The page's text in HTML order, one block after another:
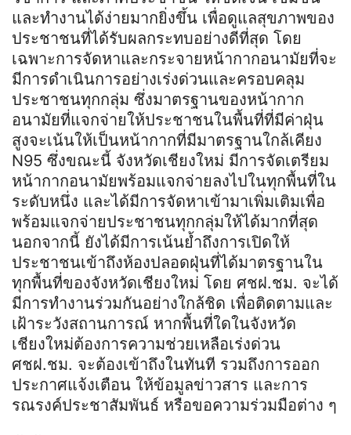
และทำงานได้ง่ายมากยิ่งขึ้น เพื่อดูแลสุขภาพของ
ประชาชนที่ได้รับผลกระทบอย่างดีที่สุด โดย
เฉพาะการจัดหาและกระจายหน้ากากอนามัยที่จะ
มีการดำเนินการอย่างเร่งด่วนและครอบคลุม
ประชาชนทุกกลุ่ม ซึ่งมาตรฐานของหน้ากาก
อนามัยที่แจกจ่ายให้ประชาชนในพื้นที่ที่มีค่าฝุ่น
สูงจะเน้นให้เป็นหน้ากากที่มีมาตรฐานใกล้เคียง
N95 ซึ่งขณะนี้ จังหวัดเชียงใหม่ มีการจัดเตรียม
หน้ากากอนามัยพร้อมแจกจ่ายลงไปในทุกพื้นที่ใน
ระดับหนึ่ง และได้มีการจัดหาเข้ามาเพิ่มเติมเพื่อ
พร้อมแจกจ่ายประชาชนทุกกลุ่มให้ได้มากที่สุด
นอกจากนี้ ยังได้มีการเน้นย้ำถึงการเปิดให้
ประชาชนเข้าถึงห้องปลอดฝุ่นที่ได้มาตรฐานใน
ทุกพื้นที่ของจังหวัดเชียงใหม่ โดย ศชฝ.ชม. จะได้
มีการทำงานร่วมกันอย่างใกล้ชิด เพื่อติดตามและ
เฝ้าระวังสถานการณ์ หากพื้นที่ใดในจังหวัด
เชียงใหม่ต้องการความช่วยเหลือเร่งด่วน
ศชฝ.ชม. จะต้องเข้าถึงในทันที รวมถึงการออก
ประกาศแจ้งเตือน ให้ข้อมูลข่าวสาร และการ
รณรงค์ประชาสัมพันธ์ หรือขอความร่วมมือต่าง ๆ